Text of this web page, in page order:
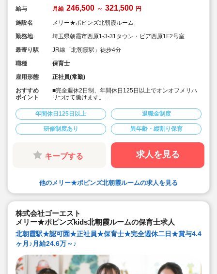
給与 月給 246,500 ～ 321,500 円
施設名
メリー★ポピンズ北朝霞ルーム
勤務地
埼玉県朝霞市西原1-3-31タウン・ピア西原1F2号室
最寄り駅
JR線「北朝霞駅」徒歩4分
職種
保育士
雇用形態
正社員(常勤)
おすすめ
ポイント
■完全週休2日制、年間休日125日以上でオンオフメリハ
リつけて働けます。
保育園です。男女の性別問わず明るく元気な保育士様ご
活躍されています。
■充実した研修制度があります。経験少ない方も安心して
スタートいただけます。
■残業は少ないです。あった場合もしっかり支給されま
■宿舎借上げ制度も利用可能です。
■入社後は出産などに合わせて産休育休取得や時短制度、
です。
年間休日125日以上 退職金制度
研修制度あり 異年齢・縦割り保育
キープする 求人を見る
他のメリー★ポピンズ北朝霞ルームの求人を見る
株式会社ゴーエスト
メリー★ポピンズkids北朝霞ルームの保育士求人
北朝霞駅★認可園★正社員★保育士★完全週休二日★賞与4.4
ヶ月♪月給24.6万～♪